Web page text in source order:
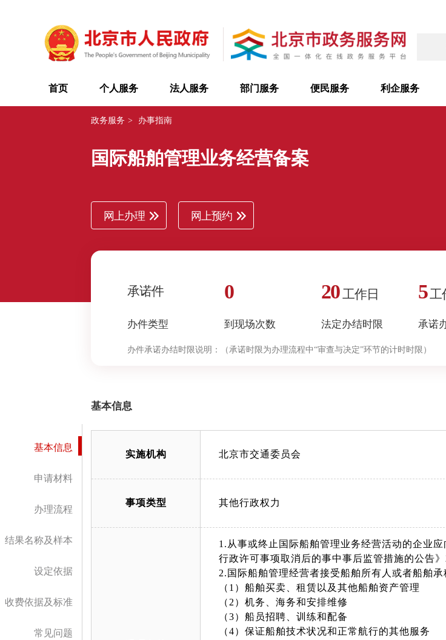
首页 个人服务 法人服务 部门服务 便民服务 利企服务
政务服务 > 办事指南
国际船舶管理业务经营备案
网上办理 网上预约
承诺件
办件类型
0
到现场次数
20工作日
法定办结时限
5工
承诺
办件承诺办结时限说明： （承诺时限为办理流程中“审查与决定”环节的计时时限）
基本信息
申请材料
办理流程
结果名称及样本
设定依据
收费依据及标准
常见问题
基本信息
实施机构 北京市交通委员会
事项类型 其他行政权力
1.从事或终止国际船舶管理业务经营活动的企业
行政许可事项取消后的事中事后监管措施的公告
2.国际船舶管理经营者接受船舶所有人或者船舶
（1）船舶买卖、租赁以及其他船舶资产管理
（2）机务、海务和安排维修
（3）船员招聘、训练和配备
（4）保证船舶技术状况和正常航行的其他服务